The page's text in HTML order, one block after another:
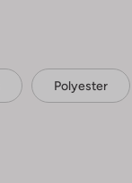
Polyester